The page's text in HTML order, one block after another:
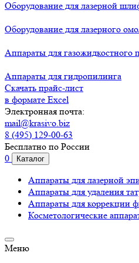
Оборудование для лазерной
Оборудование для лазерного
Аппараты для газожидкостного
Аппараты для гидропилинга
Скачать прайс-лист
в формате Excel
Электронная почта:
mail@krasivo.biz
8 (495) 129-00-63
Бесплатно по России
0
Каталог
Аппараты для лазерной
Аппараты для удаления
Аппараты для коррекции
Косметологические
Меню